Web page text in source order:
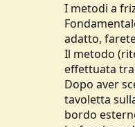
I metodi a
adatto,
Il metodo
effettuata
Dopo aver
tavoletta
bordo